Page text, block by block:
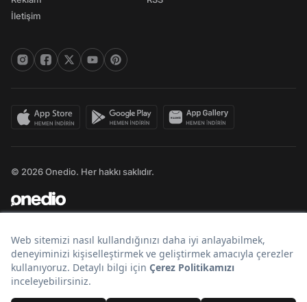
İletişim
© 2026 Onedio. Her hakkı saklıdır.
Bir markasıdır.